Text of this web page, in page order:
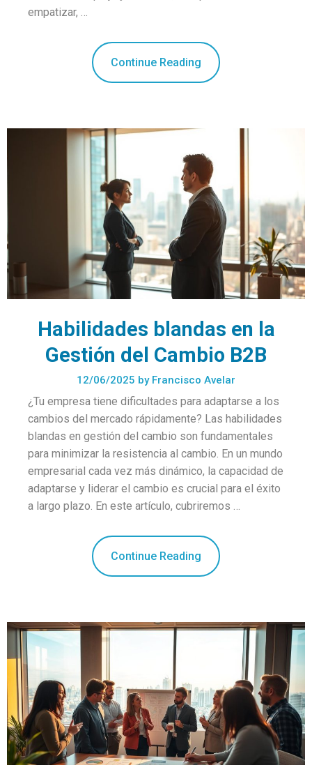
empatizar, …
Continue Reading
Habilidades blandas en la
Gestión del Cambio B2B
12/06/2025 byFrancisco Avelar
¿Tu empresa tiene dificultades para adaptarse a los
cambios del mercado rápidamente? Las habilidades
blandas en gestión del cambio son fundamentales
para minimizar la resistencia al cambio. En un mundo
empresarial cada vez más dinámico, la capacidad de
adaptarse y liderar el cambio es crucial para el éxito
a largo plazo. En este artículo, cubriremos …
Continue Reading